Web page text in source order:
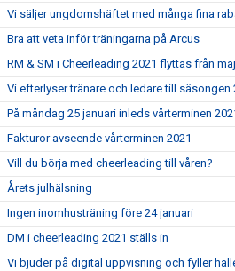
Vi säljer ungdomshäftet med många fina
Bra att veta inför träningarna på Arcus
RM & SM i Cheerleading 2021 flyttas från
Vi efterlyser tränare och ledare till säsongen
På måndag 25 januari inleds vårterminen
Fakturor avseende vårterminen 2021
Vill du börja med cheerleading till våren?
Årets julhälsning
Ingen inomhusträning före 24 januari
DM i cheerleading 2021 ställs in
Vi bjuder på digital uppvisning och fyller